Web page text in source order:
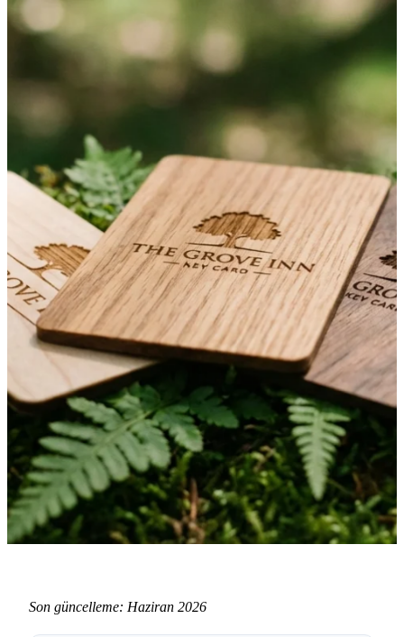
Ahşap vs BioBoard vs Geri
Son güncelleme: Haziran 2026